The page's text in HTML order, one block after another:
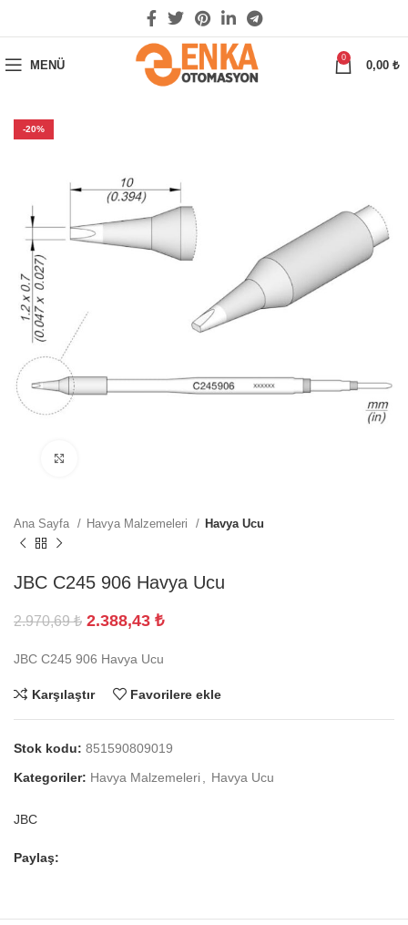
MENÜ
0
0,00 ₺
-20%
Ana Sayfa Havya Malzemeleri Havya Ucu
JBC C245 906 Havya Ucu
2.970,69₺ 2.388,43 ₺
JBC C245 906 Havya Ucu
Karşılaştır Favorilere ekle
Stok kodu: 851590809019
Kategoriler: Havya Malzemeleri Havya Ucu
JBC
Paylaş: